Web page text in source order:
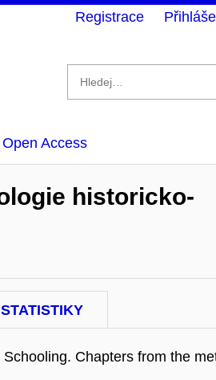
Open Access
Registrace
historicko-
STATISTIKY
Chapters from the